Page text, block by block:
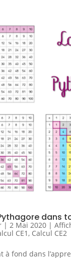
dans
| 2 Mai 2020|
CE1, Calcul CE2
à fond dans